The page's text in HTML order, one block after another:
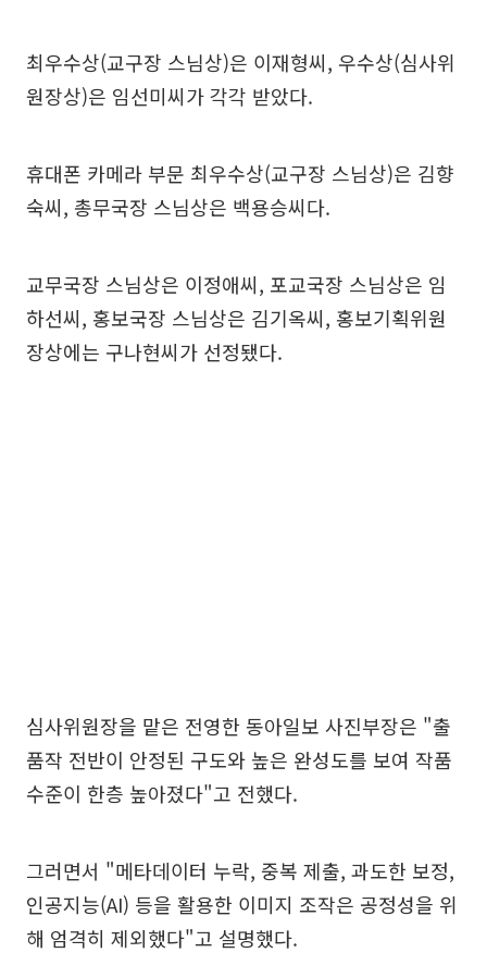
최우수상(교구장 스님상)은 이재형씨, 우수상(심사위
원장상)은 임선미씨가 각각 받았다.
휴대폰 카메라 부문 최우수상(교구장 스님상)은 김향
숙씨, 총무국장 스님상은 백용승씨다.
교무국장 스님상은 이정애씨, 포교국장 스님상은 임
하선씨, 홍보국장 스님상은 김기옥씨, 홍보기획위원
장상에는 구나현씨가 선정됐다.
심사위원장을 맡은 전영한 동아일보 사진부장은 "출
품작 전반이 안정된 구도와 높은 완성도를 보여 작품
수준이 한층 높아졌다"고 전했다.
그러면서 "메타데이터 누락, 중복 제출, 과도한 보정,
인공지능(AI) 등을 활용한 이미지 조작은 공정성을 위
해 엄격히 제외했다"고 설명했다.